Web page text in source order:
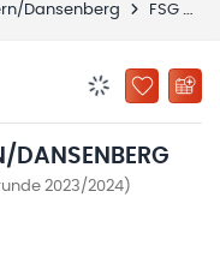
Dansenberg FSG Kaiserslautern/Dansenberg
ZU
DANSENBERG
2023/2024)